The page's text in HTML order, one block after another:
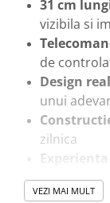
31 cm
vizibila si
de
Design
unui
zilnica
activa si
VEZI MAI MULT